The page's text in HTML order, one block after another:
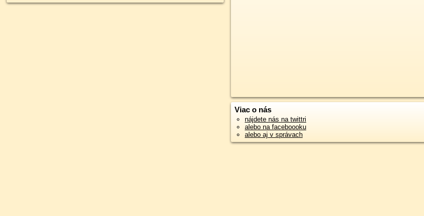
Viac o nás
nájdete nás na twittri
alebo na faceboooku
alebo aj v správach